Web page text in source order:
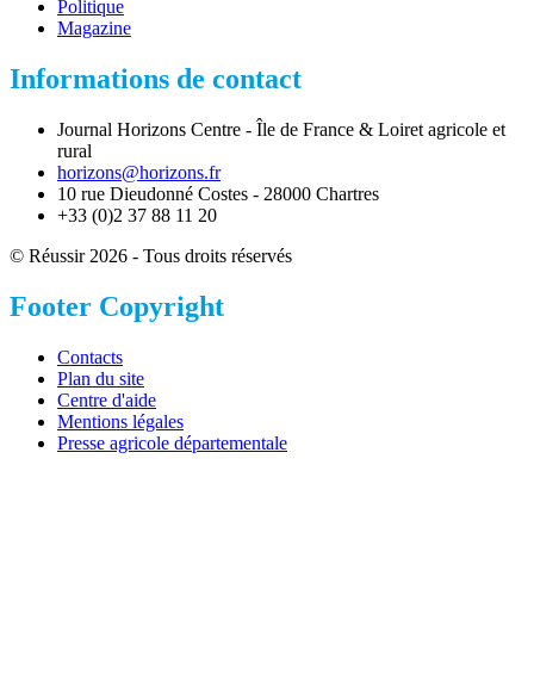
Politique
Magazine
Informations de contact
Journal Horizons Centre - Île de France & Loiret agricole et
rural
horizons@horizons.fr
10 rue Dieudonné Costes - 28000 Chartres
+33 (0)2 37 88 11 20
© Réussir 2026 - Tous droits réservés
Footer Copyright
Contacts
Plan du site
Centre d'aide
Mentions légales
Presse agricole départementale